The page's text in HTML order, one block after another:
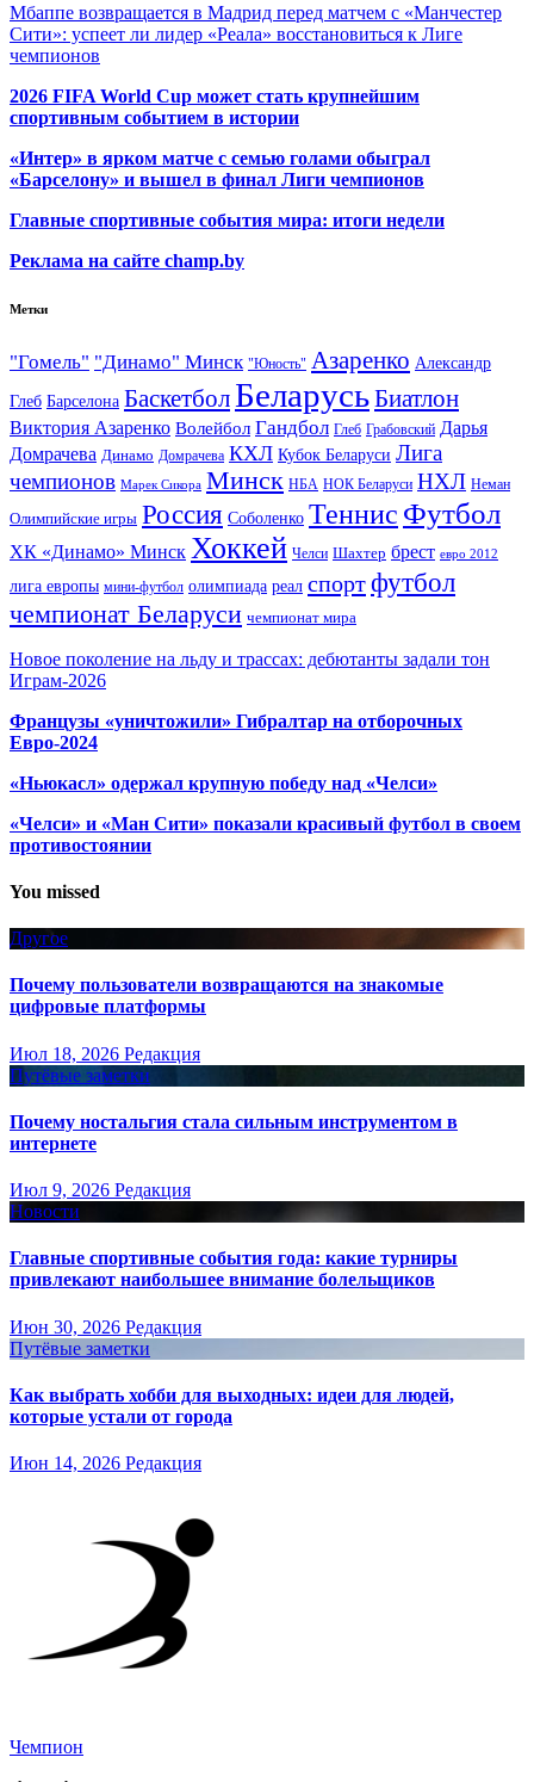
Мбаппе возвращается в Мадрид перед матчем с «Манчестер
Сити»: успеет ли лидер «Реала» восстановиться к Лиге
чемпионов
2026 FIFA World Cup может стать крупнейшим
спортивным событием в истории
«Интер» в ярком матче с семью голами обыграл
«Барселону» и вышел в финал Лиги чемпионов
Главные спортивные события мира: итоги недели
Реклама на сайте champ.by
Метки
"Гомель" "Динамо" Минск "Юность" Азаренко Александр
Глеб Барселона Баскетбол БеларусьБиатлон
Виктория Азаренко Волейбол Гандбол Глеб Грабовский Дарья
Домрачева Динамо Домрачева КХЛ Кубок Беларуси Лига
чемпионов Марек Сикора Минск НБА НОК Беларуси НХЛ Неман
Олимпийские игры Россия Соболенко Теннис Футбол
ХК «Динамо» Минск Хоккей Челси Шахтер брест евро 2012
лига европы мини-футбол олимпиада реал спортфутбол
чемпионат Беларуси чемпионат мира
Новое поколение на льду и трассах: дебютанты задали тон
Играм-2026
Французы «уничтожили» Гибралтар на отборочных
Евро-2024
«Ньюкасл» одержал крупную победу над «Челси»
«Челси» и «Ман Сити» показали красивый футбол в своем
противостоянии
You missed
Другое
Почему пользователи возвращаются на знакомые
цифровые платформы
Июл 18, 2026 Редакция
Путёвые заметки
Почему ностальгия стала сильным инструментом в
интернете
Июл 9, 2026 Редакция
Новости
Главные спортивные события года: какие турниры
привлекают наибольшее внимание болельщиков
Июн 30, 2026 Редакция
Путёвые заметки
Как выбрать хобби для выходных: идеи для людей,
которые устали от города
Июн 14, 2026 Редакция
Чемпион